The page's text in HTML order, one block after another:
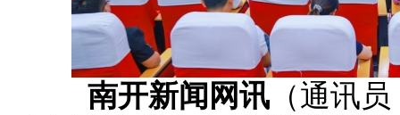
南开新闻网讯 （通讯